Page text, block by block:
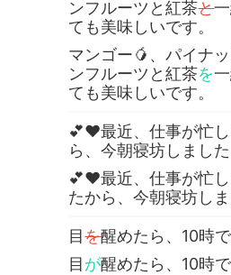
ンフルーツと紅茶と
ても美味しいです。
マンゴー🥭、パイナ
ンフルーツと紅茶を
ても美味しいです。
💕❤最近、仕事が忙
ら、今朝寝坊しました
💕❤最近、仕事が忙
たから、今朝寝坊しま
目を醒めたら、10時で
目が醒めたら、10時で